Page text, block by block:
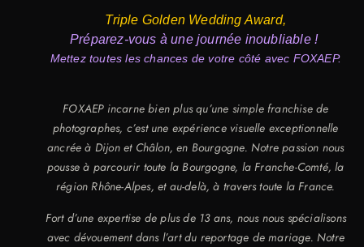
Triple Golden Wedding Award,
Préparez-vous à une journée inoubliable !
Mettez toutes les chances de votre côté avec FOXAEP.
FOXAEP incarne bien plus qu’une simple franchise de
photographes, c’est une expérience visuelle exceptionnelle
ancrée à Dijon et Châlon, en Bourgogne. Notre passion nous
pousse à parcourir toute la Bourgogne, la Franche-Comté, la
région Rhône-Alpes, et au-delà, à travers toute la France.
Fort d’une expertise de plus de 13 ans, nous nous spécialisons
avec dévouement dans l’art du reportage de mariage. Notre